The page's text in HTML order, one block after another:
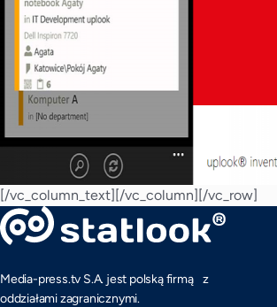
[/vc_column_text][/vc_column][/vc_row]
Media-press.tv S.A. jest polską firmą z
oddziałami zagranicznymi.